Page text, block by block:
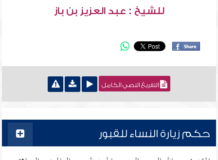
للشيخ : عبد العزيز بن باز
التفريغ النصي الكامل
حكم زيارة النساء للقبور